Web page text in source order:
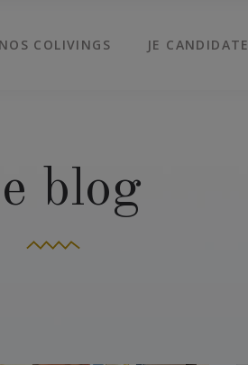
NOS COLIVINGS JE CANDIDATE
blog